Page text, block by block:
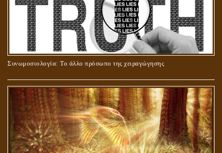
Συνωμοσιολογία: Το άλλο πρόσωπο της χειραγώγησης
ΣΤΑΥΡΩΣΗ ΤΟΥ ΧΡΙΣΤΟΥ: ΜΥΘΟΣ Ή ΠΡΑΓΜΑΤΙΚΟΤΗΤΑ;